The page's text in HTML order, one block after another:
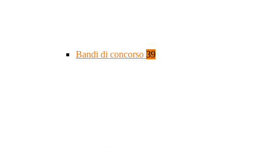
Bandi di concorso 39